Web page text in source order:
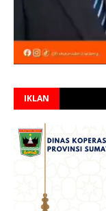
IKLAN